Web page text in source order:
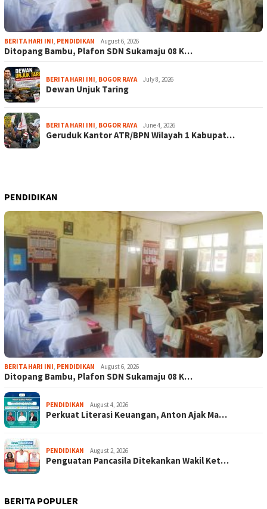
BERITA HARI INI, PENDIDIKAN August 6, 2026
Ditopang Bambu, Plafon SDN Sukamaju 08 K…
BERITA HARI INI, BOGOR RAYA July 8, 2026
Dewan Unjuk Taring
BERITA HARI INI, BOGOR RAYA June 4, 2026
Geruduk Kantor ATR/BPN Wilayah 1 Kabupat…
PENDIDIKAN
BERITA HARI INI, PENDIDIKAN August 6, 2026
Ditopang Bambu, Plafon SDN Sukamaju 08 K…
PENDIDIKAN August 4, 2026
Perkuat Literasi Keuangan, Anton Ajak Ma…
PENDIDIKAN August 2, 2026
Penguatan Pancasila Ditekankan Wakil Ket…
BERITA POPULER